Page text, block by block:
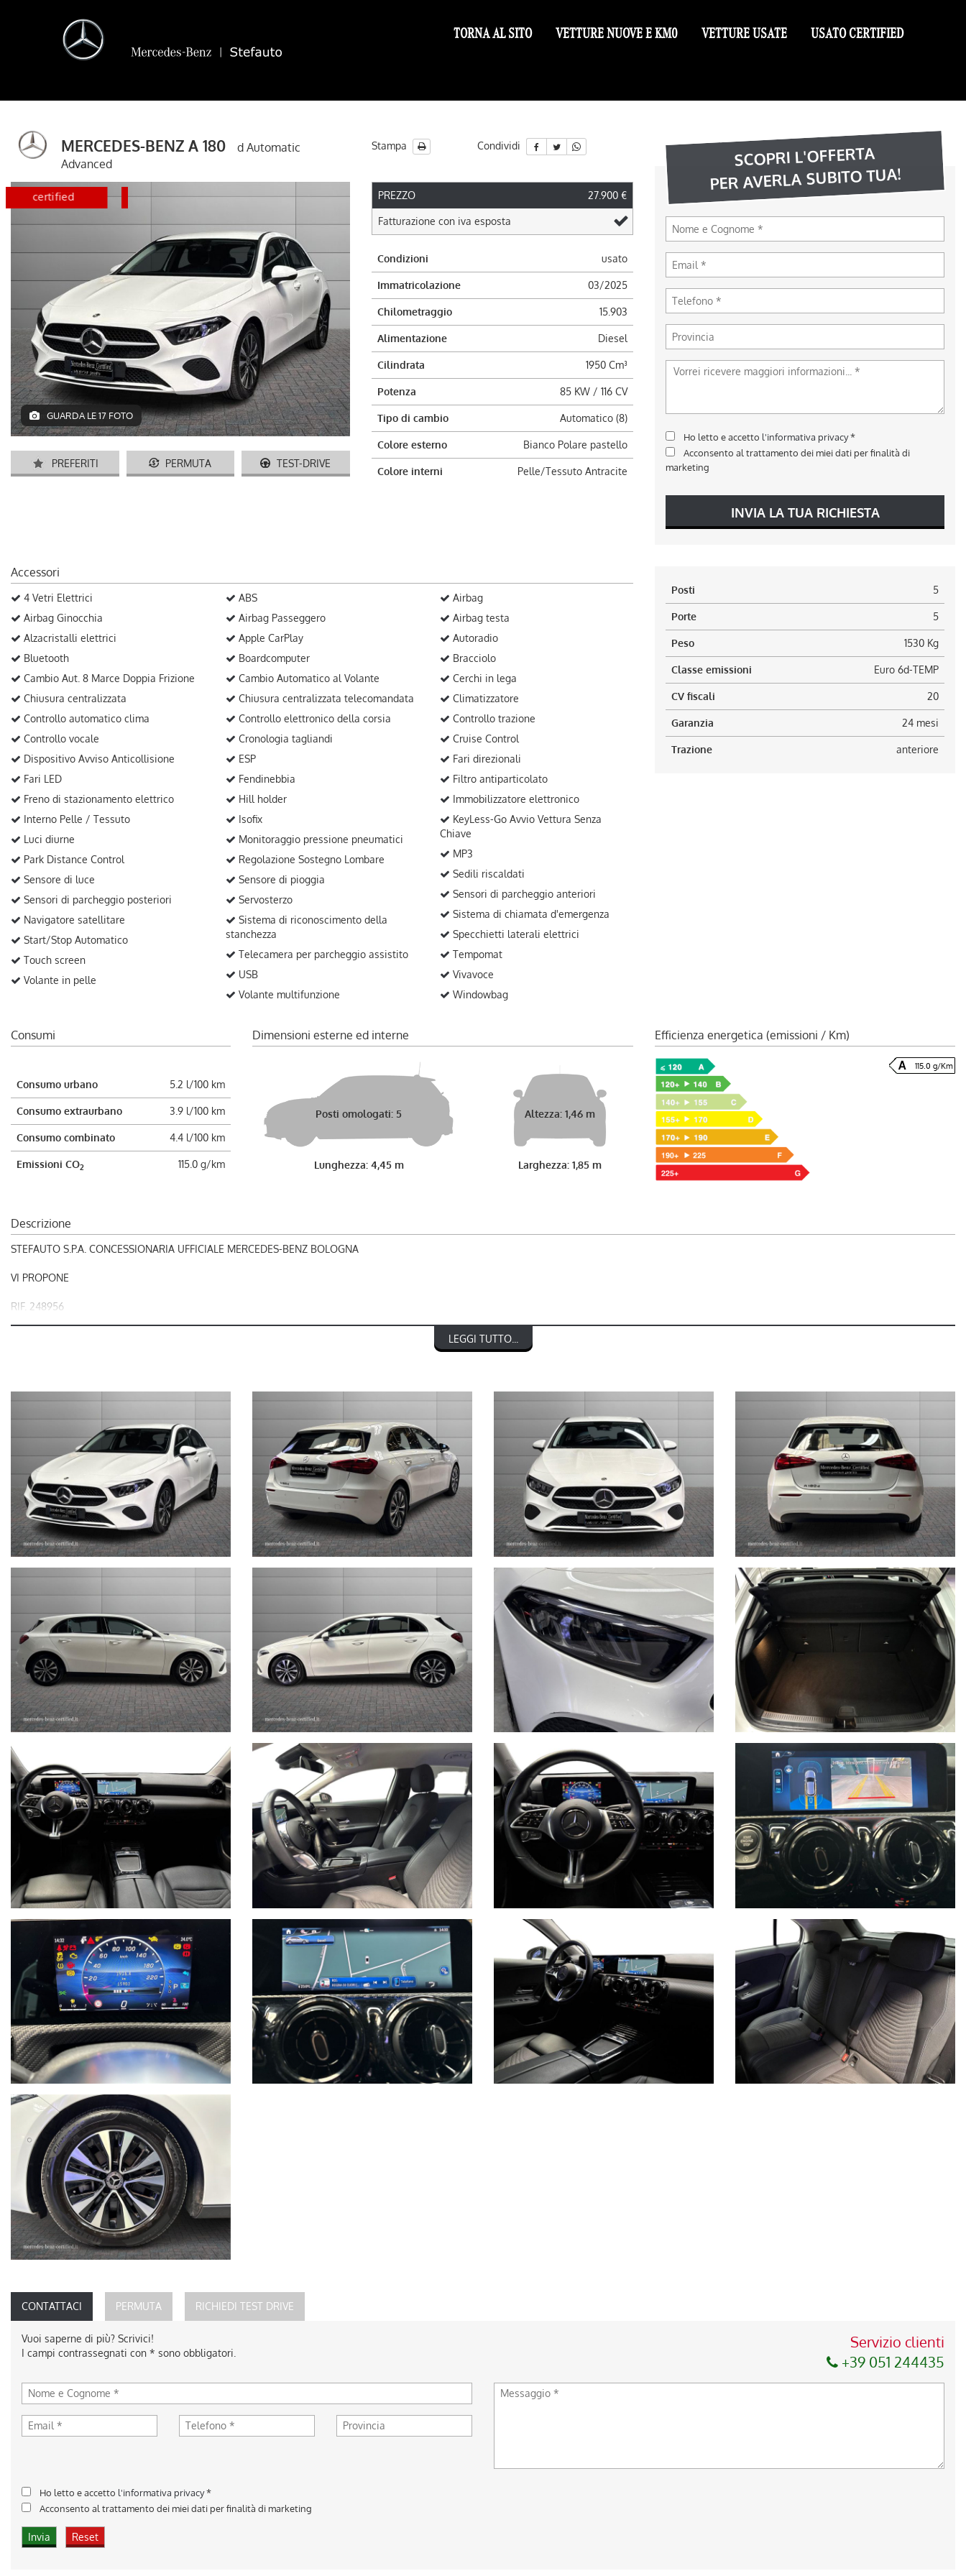
TORNA AL SITO VETTURE NUOVE E KM0 VETTURE USATE USATO CERTIFIED
MERCEDES-BENZ A 180
d Automatic
Advanced
Stampa Condividi
disponibile certified disponibile
GUARDA LE 17 FOTO
PREFERITI PERMUTA TEST-DRIVE
PREZZO 27.900 €
Fatturazione con iva esposta
Condizioni usato
Immatricolazione 03/2025
Chilometraggio 15.903
Alimentazione Diesel
Cilindrata 1950 Cm³
Potenza 85 KW / 116 CV
Tipo di cambio Automatico (8)
Colore esterno Bianco Polare pastello
Colore interni Pelle/Tessuto Antracite
SCOPRI L'OFFERTA
PER AVERLA SUBITO TUA!
Ho letto e accetto l'informativa privacy*
Acconsento al trattamento dei miei dati per finalità di
marketing
INVIA LA TUA RICHIESTA
Accessori
4 Vetri Elettrici
Airbag Ginocchia
Alzacristalli elettrici
Bluetooth
Cambio Aut. 8 Marce Doppia Frizione
Chiusura centralizzata
Controllo automatico clima
Controllo vocale
Dispositivo Avviso Anticollisione
Fari LED
Freno di stazionamento elettrico
Interno Pelle / Tessuto
Luci diurne
Park Distance Control
Sensore di luce
Sensori di parcheggio posteriori
Navigatore satellitare
Start/Stop Automatico
Touch screen
Volante in pelle
ABS
Airbag Passeggero
Apple CarPlay
Boardcomputer
Cambio Automatico al Volante
Chiusura centralizzata telecomandata
Controllo elettronico della corsia
Cronologia tagliandi
ESP
Fendinebbia
Hill holder
Isofix
Monitoraggio pressione pneumatici
Regolazione Sostegno Lombare
Sensore di pioggia
Servosterzo
Sistema di riconoscimento della
stanchezza
Telecamera per parcheggio assistito
USB
Volante multifunzione
Airbag
Airbag testa
Autoradio
Bracciolo
Cerchi in lega
Climatizzatore
Controllo trazione
Cruise Control
Fari direzionali
Filtro antiparticolato
Immobilizzatore elettronico
KeyLess-Go Avvio Vettura Senza
Chiave
MP3
Sedili riscaldati
Sensori di parcheggio anteriori
Sistema di chiamata d'emergenza
Specchietti laterali elettrici
Tempomat
Vivavoce
Windowbag
Posti 5
Porte 5
Peso 1530 Kg
Classe emissioni Euro 6d-TEMP
CV fiscali 20
Garanzia 24 mesi
Trazione anteriore
Consumi
Consumo urbano 5.2 l/100 km
Consumo extraurbano 3.9 l/100 km
Consumo combinato 4.4 l/100 km
Emissioni CO2 115.0 g/km
Dimensioni esterne ed interne
Posti omologati: 5
Lunghezza: 4,45 m
Altezza: 1,46 m
Larghezza: 1,85 m
Efficienza energetica (emissioni / Km)
115.0 g/Km
Descrizione
STEFAUTO S.P.A. CONCESSIONARIA UFFICIALE MERCEDES-BENZ BOLOGNA
VI PROPONE
RIF. 248956
LA INVITIAMO A SPECIFICARE:
- UN RECAPITO TELEFONICO
- IN CASO DI AUTO DA DARE IN PERMUTA (MODELLO, ANNO DI
IMMATRICOLAZIONE, KM)
STEFAUTO S.P.A.BOLOGNA
VIA BENTINI, 111
sales@stefauto.it - www.stefauto.it
--------------------------------------------------------------------------
Stefauto S.p.a. declina ogni responsabilità per eventuali non conformità relative ad equipaggiamento, omologazioni anti inquinamento, accessori, ecc. pubblicate nei diversi portali. Dette informazioni che
non rappresentano in alcun modo un impegno contrattuale in quanto non ci è possibile intervenire su eventuali errori di stampa.
LEGGI TUTTO...
CONTATTACI PERMUTA RICHIEDI TEST DRIVE
Vuoi saperne di più? Scrivici!
I campi contrassegnati con * sono obbligatori.
Servizio clienti
+39 051 244435
Ho letto e accetto l'informativa privacy*
Acconsento al trattamento dei miei dati per finalità di marketing